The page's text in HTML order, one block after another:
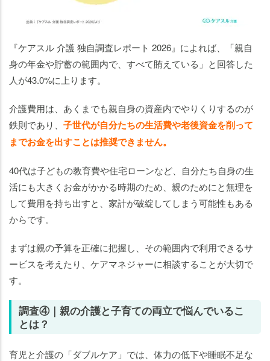
『ケアスル 介護 独自調査レポート 2026』によれば、「親自
身の年金や貯蓄の範囲内で、すべて賄えている」と回答した
人が43.0%に上ります。
介護費用は、あくまでも親自身の資産内でやりくりするのが
鉄則であり、 子世代が自分たちの生活費や老後資金を削って
までお金を出すことは推奨できません。
40代は子どもの教育費や住宅ローンなど、自分たち自身の生
活にも大きくお金がかかる時期のため、親のためにと無理を
して費用を持ち出すと、家計が破綻してしまう可能性もある
からです。
まずは親の予算を正確に把握し、その範囲内で利用できるサ
ービスを考えたり、ケアマネジャーに相談することが大切で
す。
調査④｜親の介護と子育ての両立で悩んでいるこ
とは？
育児と介護の「ダブルケア」では、体力の低下や睡眠不足な